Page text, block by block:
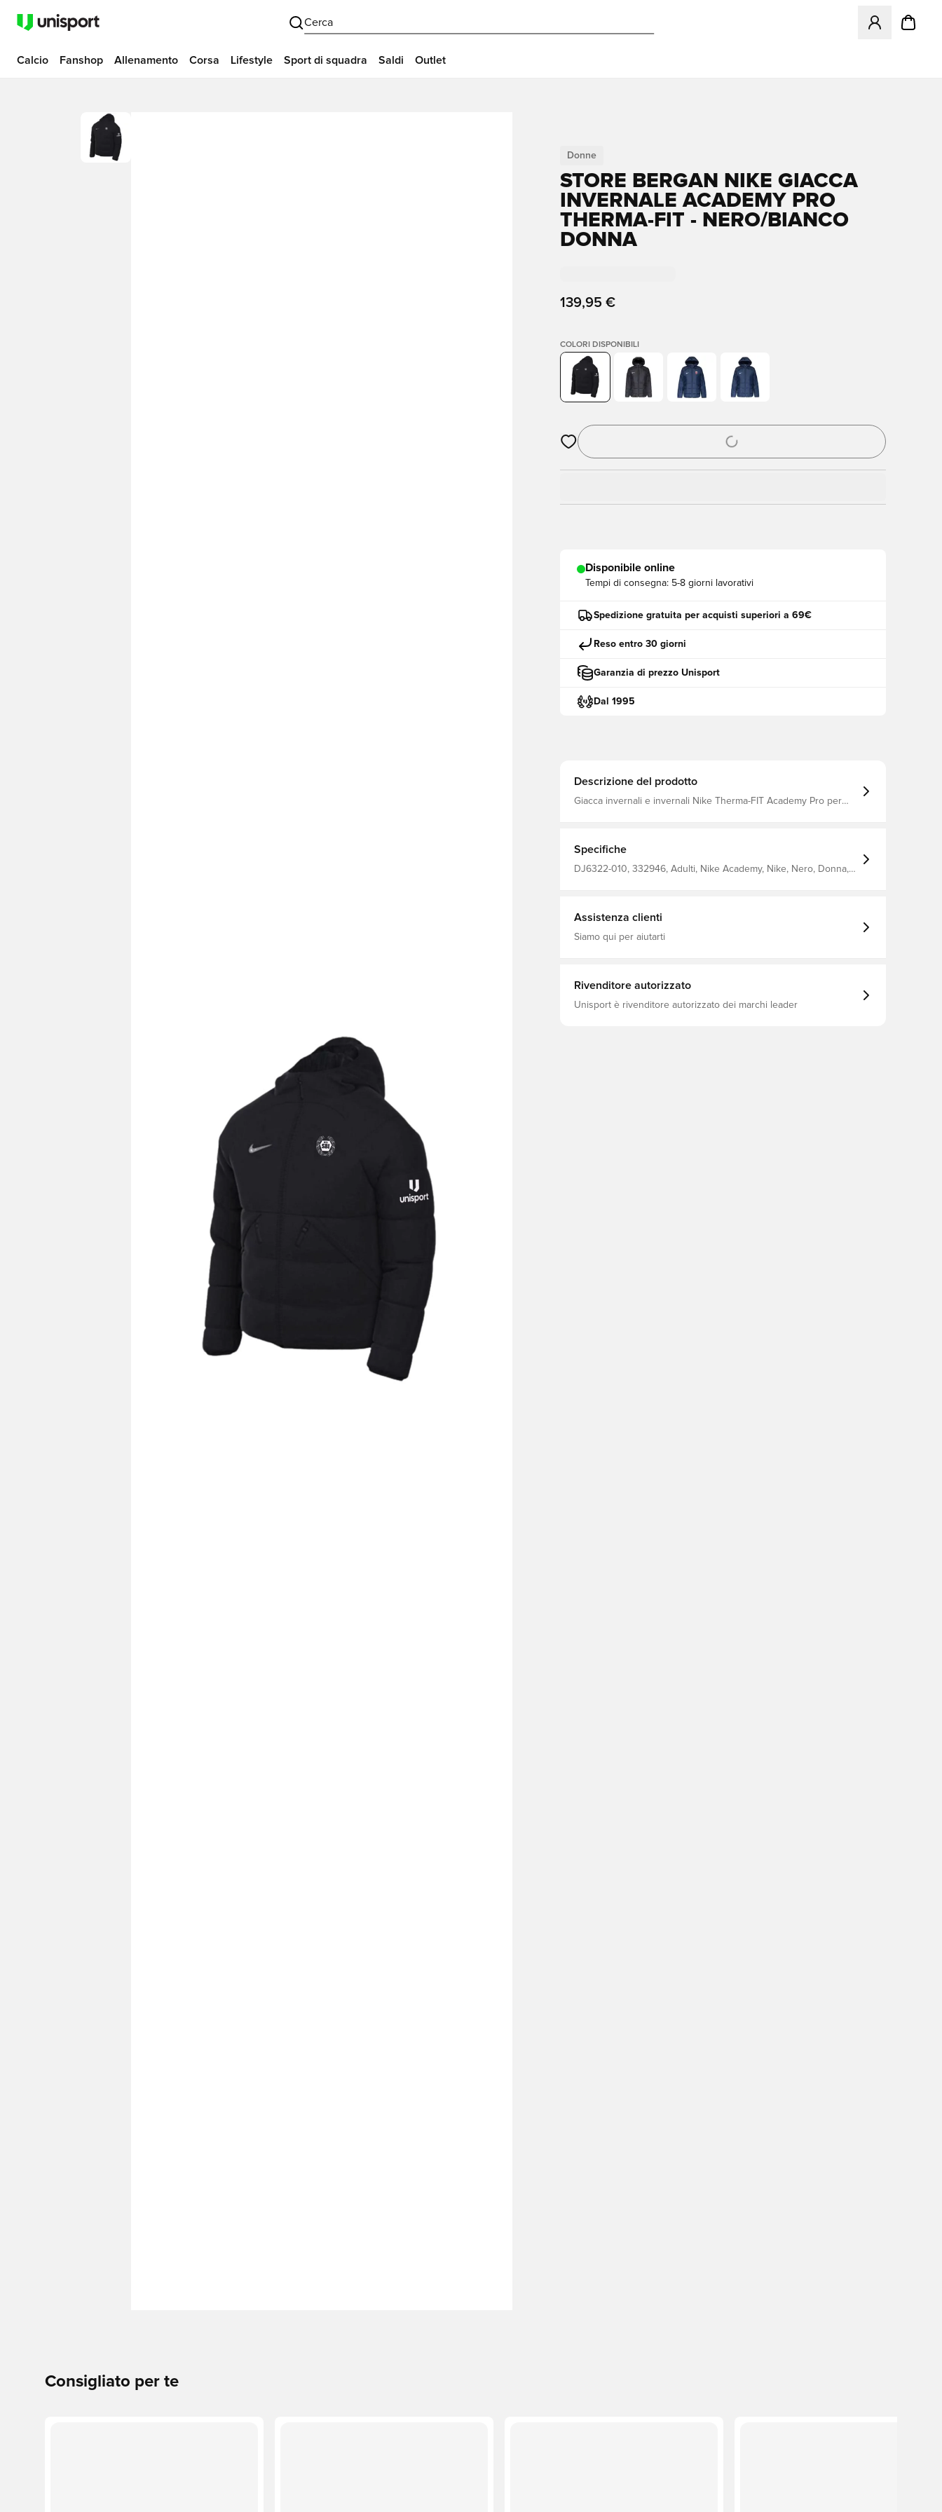
Cerca
Apre una
Calcio Fanshop Allenamento Corsa Lifestyle Sport di squadra Saldi Outlet
Donne
STORE BERGAN NIKE GIACCA
INVERNALE ACADEMY PRO
THERMA-FIT - NERO/BIANCO
DONNA
139,95 €
COLORI DISPONIBILI
Apre una finestra modale per accedere o registrarsi come membro
Disponibile online
Tempi di consegna: 5-8 giorni lavorativi
Spedizione gratuita per acquisti superiori a 69€
Reso entro 30 giorni
Garanzia di prezzo Unisport
Dal 1995
Descrizione del prodotto
Giacca invernali e invernali Nike Therma-FIT Academy Pro per
Specifiche
DJ6322-010, 332946, Adulti, Nike Academy, Nike, Nero, Donna,
Assistenza clienti
Siamo qui per aiutarti
Rivenditore autorizzato
Unisport è rivenditore autorizzato dei marchi leader
Consigliato per te